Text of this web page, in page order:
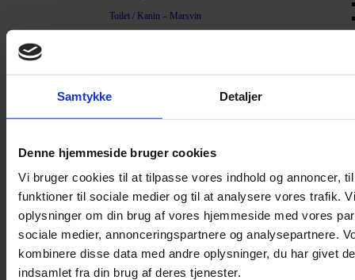
Samtykke Detaljer
Denne hjemmeside bruger cookies
Vi bruger cookies til at tilpasse vores indhold og annoncer,
funktioner til sociale medier og til at analysere vores trafik.
oplysninger om din brug af vores hjemmeside med vores
sociale medier, annonceringspartnere og analysepartnere.
kombinere disse data med andre oplysninger, du har givet
indsamlet fra din brug af deres tjenester.
Toilet / Kanin – Marsvin
Bure
Hamsterbur
Kaninbur
Rottebur
Marsvinebur
Overdækning løbegård